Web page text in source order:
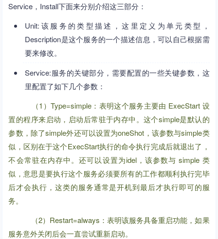
Service，Install下面来分别介绍这三部分：
Unit:该服务的类型描述，这里定义为单元类型，
Description是这个服务的一个描述信息，可以自己根据需
要来修改。
Service:服务的关键部分，需要配置的一些关键参数，这
里配置了如下几个参数：
（1）Type=simple：表明这个服务主要由 ExecStart 设
置的程序来启动，启动后常驻于内存中。这个simple是默认的
参数，除了simple外还可以设置为oneShot，该参数与simple类
似，区别在于这个ExecStart执行的命令执行完成后就退出了，
不会常驻在内存中。还可以设置为idel，该参数与 simple 类
似，意思是要执行这个服务必须要所有的工作都顺利执行完毕
后才会执行，这类的服务通常是开机到最后才执行即可的服
务。
（2）Restart=always：表明该服务具备重启功能，如果
服务意外关闭后会一直尝试重新启动。